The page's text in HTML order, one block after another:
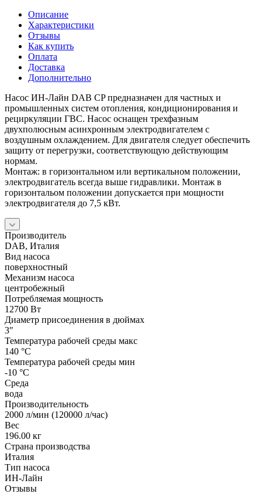
Описание
Характеристики
Отзывы
Как купить
Оплата
Доставка
Дополнительно
Насос ИН-Лайн DAB CP предназначен для частных и
промышленных систем отопления, кондиционирования и
рециркуляции ГВС. Насос оснащен трехфазным
двухполюсным асинхронным электродвигателем с
воздушным охлаждением. Для двигателя следует обеспечить
защиту от перегрузки, соответствующую действующим
нормам.
Монтаж: в горизонтальном или вертикальном положении,
электродвигатель всегда выше гидравлики. Монтаж в
горизонтальом положении допускается при мощности
электродвигателя до 7,5 кВт.
Производитель
DAB, Италия
Вид насоса
поверхностный
Механизм насоса
центробежный
Потребляемая мощность
12700 Вт
Диаметр присоединения в дюймах
3″
Температура рабочей среды макс
140 °С
Температура рабочей среды мин
-10 °С
Среда
вода
Производительность
2000 л/мин (120000 л/час)
Вес
196.00 кг
Страна производства
Италия
Тип насоса
ИН-Лайн
Отзывы